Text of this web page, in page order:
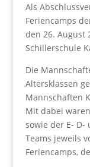
Als
Feriencamps
den 26. August
Schillerschule
Die
Altersklassen
Mannschaften
Mit dabei
sowie der E- D-
Teams jeweils
Feriencamps,